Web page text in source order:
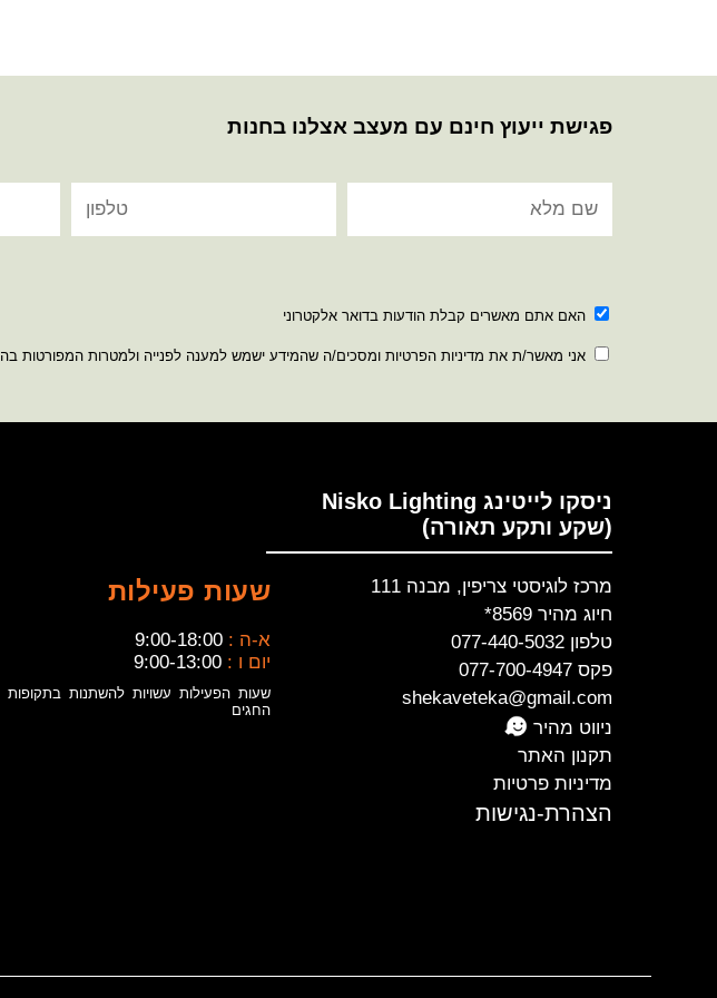
פגישת ייעוץ חינם עם מעצב אצלנו בחנות
האם אתם מאשרים קבלת הודעות בדואר אלקטרוני
אני מאשר/ת את מדיניות הפרטיות ומסכים/ה שהמידע ישמש למענה לפנייה ולמטרות המפורטות בה
ניסקו לייטינג Nisko Lighting
(שקע ותקע תאורה)
מרכז לוגיסטי צריפין, מבנה 111
חיוג מהיר 8569*
טלפון 077-440-5032
פקס 077-700-4947
shekaveteka@gmail.com
ניווט מהיר
תקנון האתר
מדיניות פרטיות
הצהרת-נגישות
שעות פעילות
א-ה : 9:00-18:00
יום ו : 9:00-13:00
שעות הפעילות עשויות להשתנות בתקופות
החגים